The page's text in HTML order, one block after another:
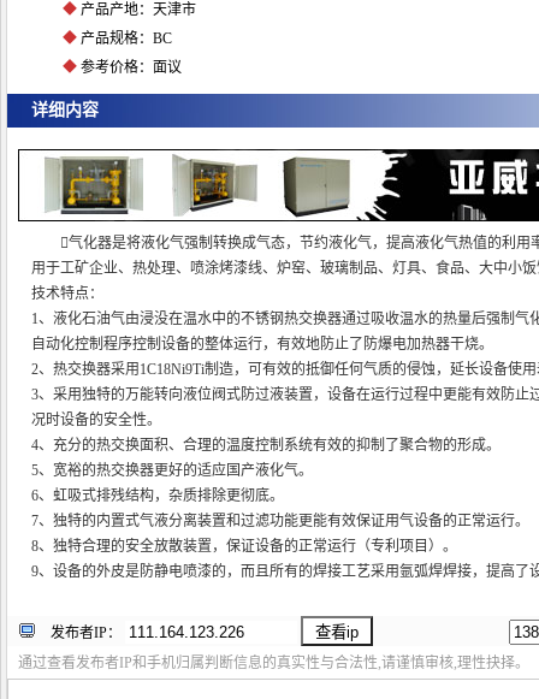
◆ 产品产地：天津市
◆ 产品规格：BC
◆ 参考价格：面议
详细内容
气化器是将液化气强制转换成气态，节约液化气，提高液化气热值的利
用于工矿企业、热处理、喷涂烤漆线、炉窑、玻璃制品、灯具、食品、大中小
技术特点：
1、液化石油气由浸没在温水中的不锈钢热交换器通过吸收温水的热量后强制
自动化控制程序控制设备的整体运行，有效地防止了防爆电加热器干烧。
2、热交换器采用1C18Ni9Ti制造，可有效的抵御任何气质的侵蚀，延长设备使
3、采用独特的万能转向液位阀式防过液装置，设备在运行过程中更能有效防
况时设备的安全性。
4、充分的热交换面积、合理的温度控制系统有效的抑制了聚合物的形成。
5、宽裕的热交换器更好的适应国产液化气。
6、虹吸式排残结构，杂质排除更彻底。
7、独特的内置式气液分离装置和过滤功能更能有效保证用气设备的正常运行。
8、独特合理的安全放散装置，保证设备的正常运行（专利项目）。
9、设备的外皮是防静电喷漆的，而且所有的焊接工艺采用氩弧焊焊接，提高了
发布者IP：
通过查看发布者IP和手机归属判断信息的真实性与合法性,请谨慎审核,理性抉择。